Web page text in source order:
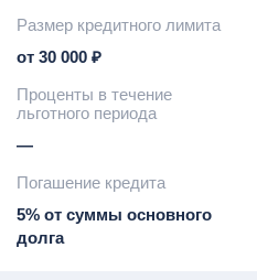
Размер кредитного лимита
от 30 000 ₽
Проценты в течение
льготного периода
—
Погашение кредита
5% от суммы основного
долга